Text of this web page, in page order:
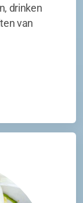
drinken
van